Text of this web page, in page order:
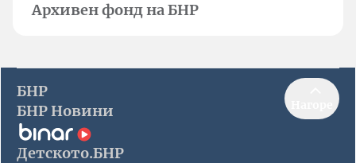
Архивен фонд на БНР
БНР
БНР Новини
Детското.БНР